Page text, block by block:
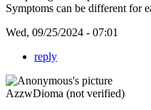
Symptoms can be different for
Wed, 09/25/2024 - 07:01
reply
AzzwDioma (not verified)